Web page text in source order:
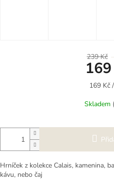
239 Kč
Měrná
169 Kč
Skladem
Hrníček z kolekce Calais, kamenina,
kávu, nebo čaj